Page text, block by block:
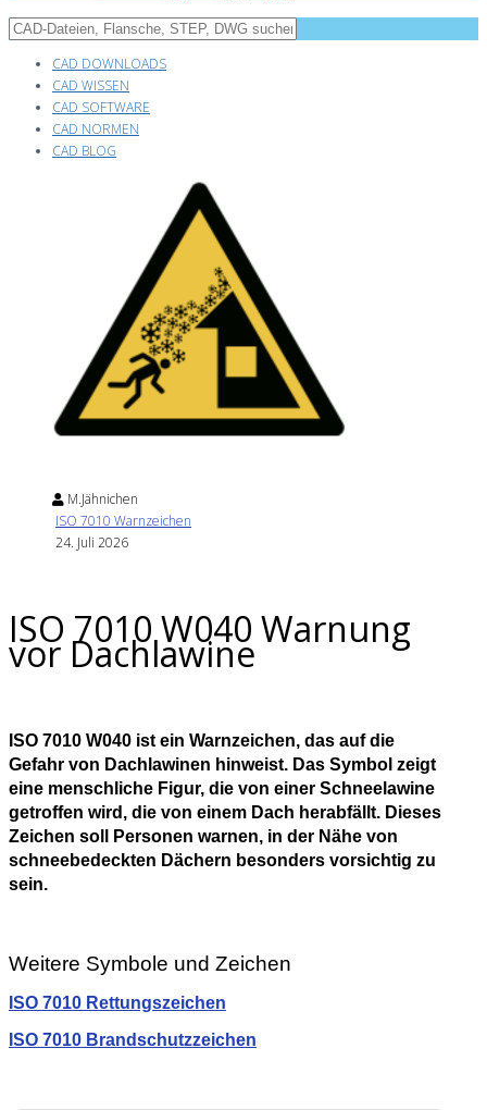
CAD DOWNLOADS
CAD WISSEN
CAD SOFTWARE
CAD NORMEN
CAD BLOG
M.Jähnichen
ISO 7010 Warnzeichen
24. Juli 2026
ISO 7010 W040 Warnung
vor Dachlawine
ISO 7010 W040 ist ein Warnzeichen, das auf die
Gefahr von Dachlawinen hinweist. Das Symbol zeigt
eine menschliche Figur, die von einer Schneelawine
getroffen wird, die von einem Dach herabfällt. Dieses
Zeichen soll Personen warnen, in der Nähe von
schneebedeckten Dächern besonders vorsichtig zu
sein.
Weitere Symbole und Zeichen
ISO 7010 Rettungszeichen
ISO 7010 Brandschutzzeichen